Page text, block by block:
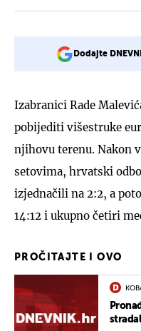
Dodajte
Izabranici Rade
pobijediti višestruke
njihovu terenu. Nakon
setovima, hrvatski
izjednačili na 2:2, a
14:12 i ukupno četiri
PROČITAJTE I OVO